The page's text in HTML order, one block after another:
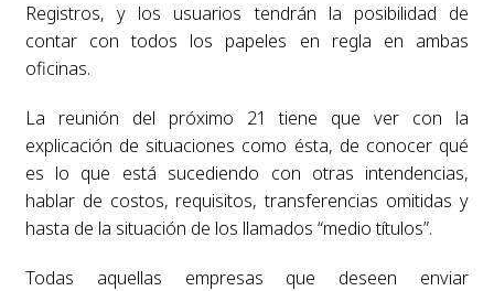
Registros, y los usuarios tendrán la posibilidad de
contar con todos los papeles en regla en ambas
oficinas.
La reunión del próximo 21 tiene que ver con la
explicación de situaciones como ésta, de conocer qué
es lo que está sucediendo con otras intendencias,
hablar de costos, requisitos, transferencias omitidas y
hasta de la situación de los llamados “medio títulos”.
Todas aquellas empresas que deseen enviar